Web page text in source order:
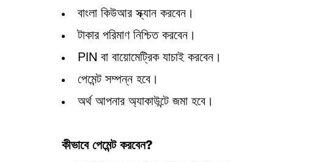
বাংলা কিউআর স্ক্যান করবেন।
টাকার পরিমাণ নিশ্চিত করবেন।
PIN বা বায়োমেট্রিক যাচাই করবেন।
পেমেন্ট সম্পন্ন হবে।
অর্থ আপনার অ্যাকাউন্টে জমা হবে।
কীভাবে পেমেন্ট করবেন?